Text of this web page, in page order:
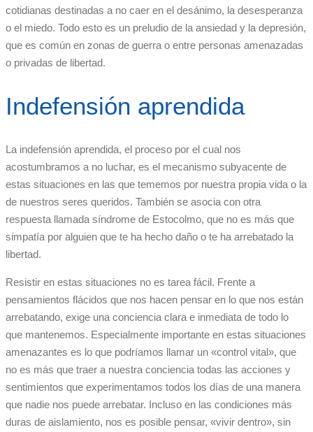
cotidianas destinadas a no caer en el desánimo, la desesperanza
o el miedo. Todo esto es un preludio de la ansiedad y la depresión,
que es común en zonas de guerra o entre personas amenazadas
o privadas de libertad.
Indefensión aprendida
La indefensión aprendida, el proceso por el cual nos
acostumbramos a no luchar, es el mecanismo subyacente de
estas situaciones en las que tememos por nuestra propia vida o la
de nuestros seres queridos. También se asocia con otra
respuesta llamada síndrome de Estocolmo, que no es más que
simpatía por alguien que te ha hecho daño o te ha arrebatado la
libertad.
Resistir en estas situaciones no es tarea fácil. Frente a
pensamientos flácidos que nos hacen pensar en lo que nos están
arrebatando, exige una conciencia clara e inmediata de todo lo
que mantenemos. Especialmente importante en estas situaciones
amenazantes es lo que podríamos llamar un «control vital», que
no es más que traer a nuestra conciencia todas las acciones y
sentimientos que experimentamos todos los días de una manera
que nadie nos puede arrebatar. Incluso en las condiciones más
duras de aislamiento, nos es posible pensar, «vivir dentro», sin